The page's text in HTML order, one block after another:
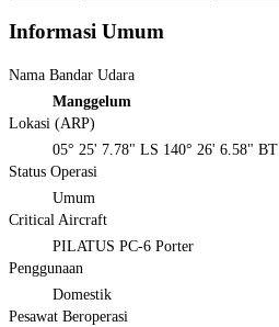
Informasi Umum
Nama Bandar Udara
Manggelum
Lokasi (ARP)
05° 25' 7.78" LS 140° 26' 6.58" BT
Status Operasi
Umum
Critical Aircraft
PILATUS PC-6 Porter
Penggunaan
Domestik
Pesawat Beroperasi